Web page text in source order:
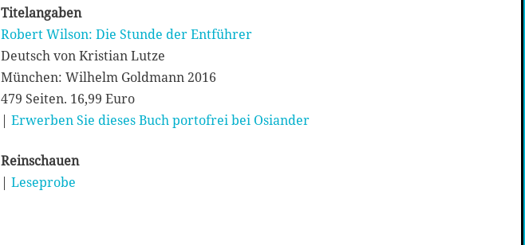
Titelangaben
Robert Wilson: Die Stunde der Entführer
Deutsch von Kristian Lutze
München: Wilhelm Goldmann 2016
479 Seiten. 16,99 Euro
| Erwerben Sie dieses Buch portofrei bei Osiander
Reinschauen
| Leseprobe